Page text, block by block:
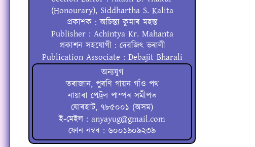
(Honourary), Siddhartha S. Kalita
প্ৰকাশক : অচিন্ত্য কুমাৰ মহন্ত
Publisher : Achintya Kr. Mahanta
প্ৰকাশন সহযোগী : দেৱজিৎ ভৰালী
Publication Associate : Debajit Bharali
অন্যযুগ
তৰাজান, পুৰণি গায়ন গাঁও পথ
নায়াৰা পেট্ৰল পাম্পৰ সমীপত
যোৰহাট, ৭৮৫০০১ (অসম)
ই-মেইল : anyayug@gmail.com
ফোন নম্বৰ : ৬০০১৯০৯২৩৯